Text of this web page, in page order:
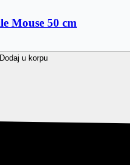
Mouse 50 cm
Dodaj u korpu